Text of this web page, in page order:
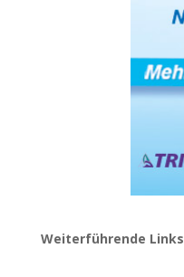
Weiterführende Links